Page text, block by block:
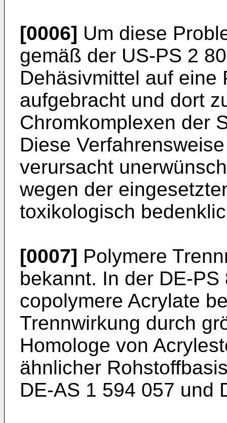
[0006] Um diese
gemäß der US-PS 2
Dehäsivmittel auf eine
aufgebracht und dort
Chromkomplexen der
Diese
verursacht
wegen der
toxikologisch
[0007] Polymere
bekannt. In der DE-
copolymere Acrylate
Trennwirkung durch
Homologe von
ähnlicher
DE-AS 1 594 057 und